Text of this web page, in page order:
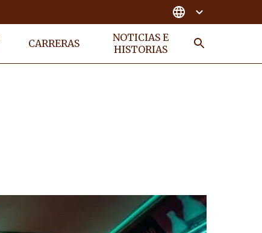
CARRERAS
NOTICIAS E
HISTORIAS